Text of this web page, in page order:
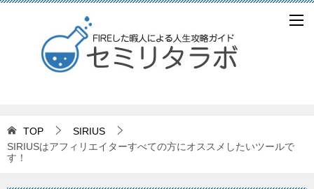
TOP
SIRIUS
SIRIUSはアフィリエイターすべての方にオススメしたいツールで
す！